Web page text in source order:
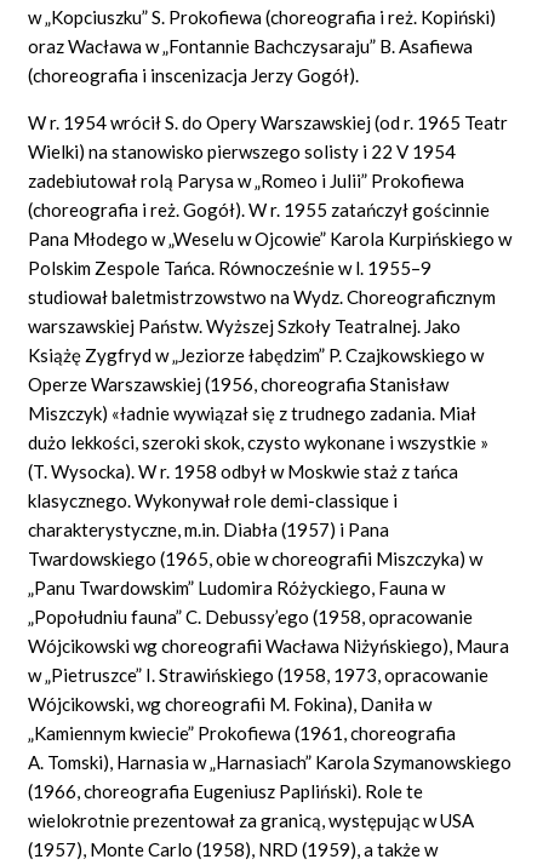
w „Kopciuszku” S. Prokofiewa (choreografia i reż. Kopiński)
oraz Wacława w „Fontannie Bachczysaraju” B. Asafiewa
(choreografia i inscenizacja Jerzy Gogół).
W r. 1954 wrócił S. do Opery Warszawskiej (od r. 1965 Teatr
Wielki) na stanowisko pierwszego solisty i 22 V 1954
zadebiutował rolą Parysa w „Romeo i Julii” Prokofiewa
(choreografia i reż. Gogół). W r. 1955 zatańczył gościnnie
Pana Młodego w „Weselu w Ojcowie” Karola Kurpińskiego w
Polskim Zespole Tańca. Równocześnie w l. 1955–9
studiował baletmistrzowstwo na Wydz. Choreograficznym
warszawskiej Państw. Wyższej Szkoły Teatralnej. Jako
Książę Zygfryd w „Jeziorze łabędzim” P. Czajkowskiego w
Operze Warszawskiej (1956, choreografia Stanisław
Miszczyk) «ładnie wywiązał się z trudnego zadania. Miał
dużo lekkości, szeroki skok, czysto wykonane i wszystkie »
(T. Wysocka). W r. 1958 odbył w Moskwie staż z tańca
klasycznego. Wykonywał role demi-classique i
charakterystyczne, m.in. Diabła (1957) i Pana
Twardowskiego (1965, obie w choreografii Miszczyka) w
„Panu Twardowskim” Ludomira Różyckiego, Fauna w
„Popołudniu fauna” C. Debussy’ego (1958, opracowanie
Wójcikowski wg choreografii Wacława Niżyńskiego), Maura
w „Pietruszce” I. Strawińskiego (1958, 1973, opracowanie
Wójcikowski, wg choreografii M. Fokina), Daniła w
„Kamiennym kwiecie” Prokofiewa (1961, choreografia
A. Tomski), Harnasia w „Harnasiach” Karola Szymanowskiego
(1966, choreografia Eugeniusz Papliński). Role te
wielokrotnie prezentował za granicą, występując w USA
(1957), Monte Carlo (1958), NRD (1959), a także w